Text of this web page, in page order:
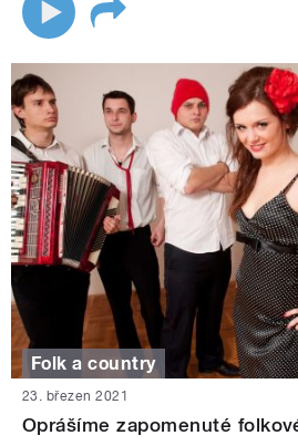
Folk a country
23. březen 2021
Oprášíme zapomenuté